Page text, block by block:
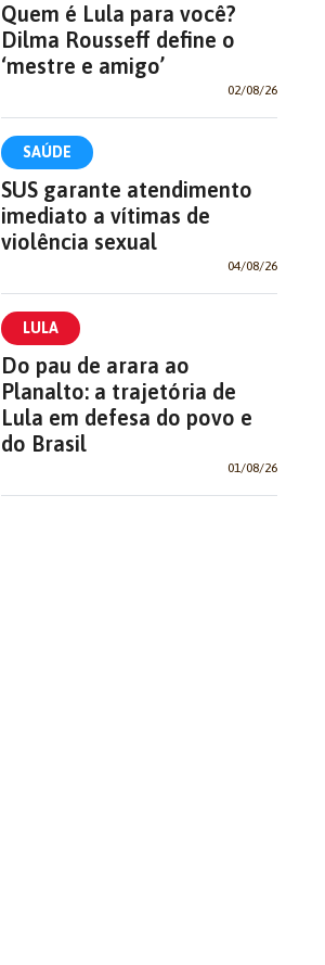
Quem é Lula para você?
Dilma Rousseff define o
‘mestre e amigo’
02/08/26
SAÚDE
SUS garante atendimento
imediato a vítimas de
violência sexual
04/08/26
LULA
Do pau de arara ao
Planalto: a trajetória de
Lula em defesa do povo e
do Brasil
01/08/26